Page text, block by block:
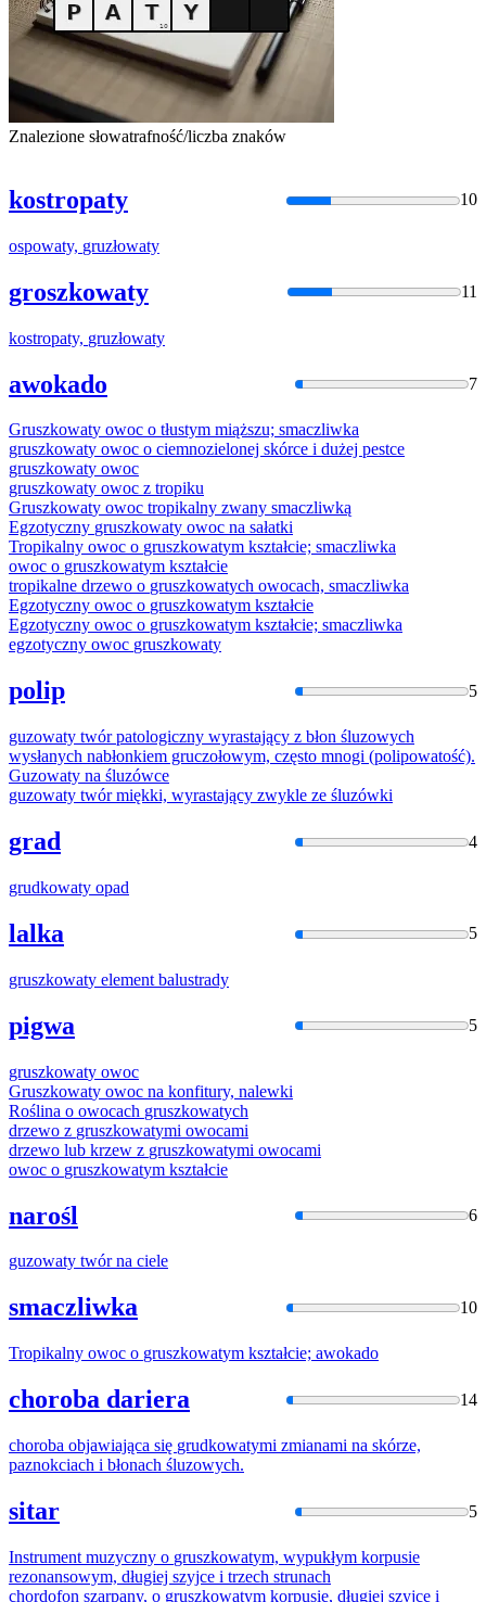
Znalezione słowatrafność/liczba znaków
kostropaty 10
ospowaty, gruzłowaty
groszkowaty 11
kostropaty, gruzłowaty
awokado 7
Gruszkowaty owoc o tłustym miąższu; smaczliwka
gruszkowaty owoc o ciemnozielonej skórce i dużej pestce
gruszkowaty owoc
gruszkowaty owoc z tropiku
Gruszkowaty owoc tropikalny zwany smaczliwką
Egzotyczny gruszkowaty owoc na sałatki
Tropikalny owoc o gruszkowatym kształcie; smaczliwka
owoc o gruszkowatym kształcie
tropikalne drzewo o gruszkowatych owocach, smaczliwka
Egzotyczny owoc o gruszkowatym kształcie
Egzotyczny owoc o gruszkowatym kształcie; smaczliwka
egzotyczny owoc gruszkowaty
polip 5
guzowaty twór patologiczny wyrastający z błon śluzowych
wysłanych nabłonkiem gruczołowym, często mnogi (polipowatość).
Guzowaty na śluzówce
guzowaty twór miękki, wyrastający zwykle ze śluzówki
grad 4
grudkowaty opad
lalka 5
gruszkowaty element balustrady
pigwa 5
gruszkowaty owoc
Gruszkowaty owoc na konfitury, nalewki
Roślina o owocach gruszkowatych
drzewo z gruszkowatymi owocami
drzewo lub krzew z gruszkowatymi owocami
owoc o gruszkowatym kształcie
narośl 6
guzowaty twór na ciele
smaczliwka 10
Tropikalny owoc o gruszkowatym kształcie; awokado
choroba dariera 14
choroba objawiająca się grudkowatymi zmianami na skórze,
paznokciach i błonach śluzowych.
sitar 5
Instrument muzyczny o gruszkowatym, wypukłym korpusie
rezonansowym, długiej szyjce i trzech strunach
chordofon szarpany, o gruszkowatym korpusie, długiej szyjce i